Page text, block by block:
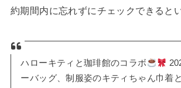
約期間内に忘れずにチェックできると
ハローキティと珈琲館のコラボ
ーバッグ、制服姿のキティちゃん巾着